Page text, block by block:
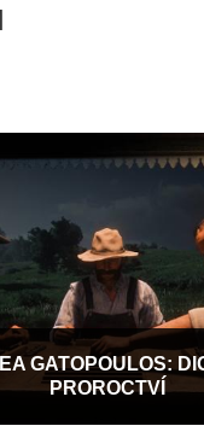
GATOPOULOS:
PROROCTVÍ